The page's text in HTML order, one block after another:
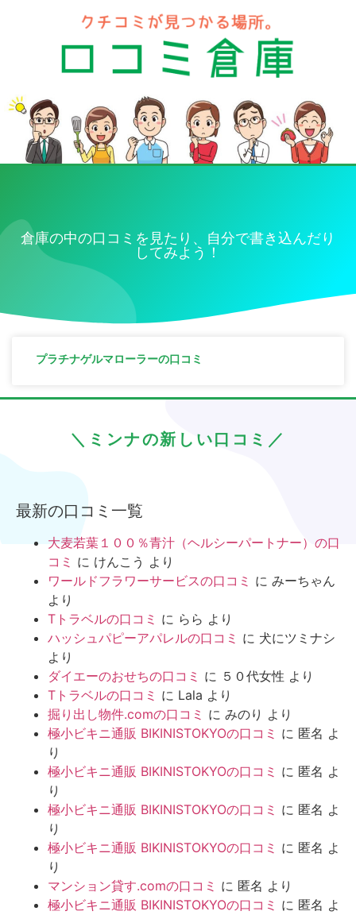
倉庫の中の口コミを見たり、自分で書き込んだり
してみよう！
プラチナゲルマローラーの口コミ
＼ミンナの新しい口コミ／
最新の口コミ一覧
大麦若葉１００％青汁（ヘルシーパートナー）の口
コミ に けんこう より
ワールドフラワーサービスの口コミ に みーちゃん
より
Tトラベルの口コミ に らら より
ハッシュパピーアパレルの口コミ に 犬にツミナシ
より
ダイエーのおせちの口コミ に ５０代女性 より
Tトラベルの口コミ に Lala より
掘り出し物件.comの口コミ に みのり より
極小ビキニ通販 BIKINISTOKYOの口コミ に 匿名 よ
り
極小ビキニ通販 BIKINISTOKYOの口コミ に 匿名 よ
り
極小ビキニ通販 BIKINISTOKYOの口コミ に 匿名 よ
り
極小ビキニ通販 BIKINISTOKYOの口コミ に 匿名 よ
り
マンション貸す.comの口コミ に 匿名 より
極小ビキニ通販 BIKINISTOKYOの口コミ に 匿名 よ